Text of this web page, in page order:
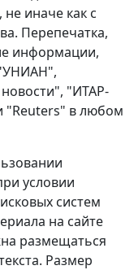
иначе как с
Перепечатка,
информации,
"ИТАР-
"Reuters" в любом
условии
систем
на сайте
размещаться
Размер